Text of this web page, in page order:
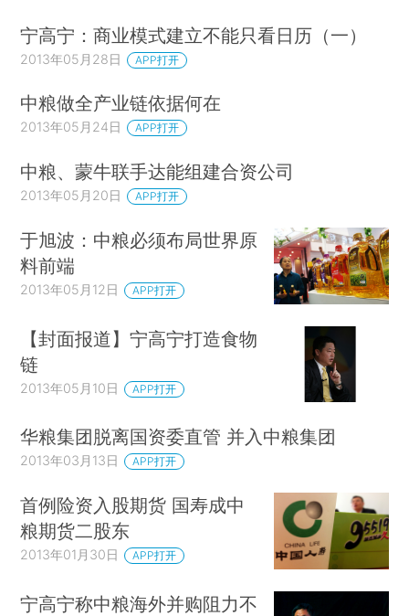
宁高宁：商业模式建立不能只看日历（一）
2013年05月28日 APP打开
中粮做全产业链依据何在
2013年05月24日 APP打开
中粮、蒙牛联手达能组建合资公司
2013年05月20日 APP打开
于旭波：中粮必须布局世界原
料前端
2013年05月12日 APP打开
【封面报道】宁高宁打造食物
链
2013年05月10日 APP打开
华粮集团脱离国资委直管 并入中粮集团
2013年03月13日 APP打开
首例险资入股期货 国寿成中
粮期货二股东
2013年01月30日 APP打开
宁高宁称中粮海外并购阻力不